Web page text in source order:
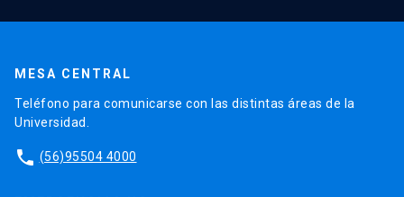
MESA CENTRAL
Teléfono para comunicarse con las distintas áreas de la
Universidad.
phone (56)95504 4000